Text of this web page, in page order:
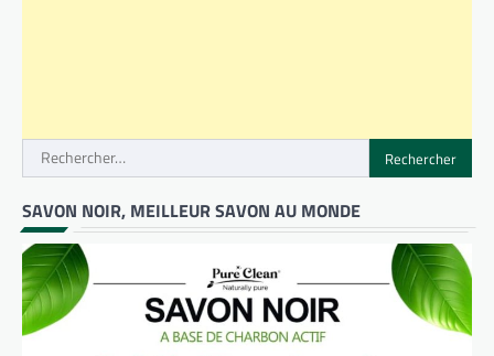
Rechercher :
SAVON NOIR, MEILLEUR SAVON AU MONDE